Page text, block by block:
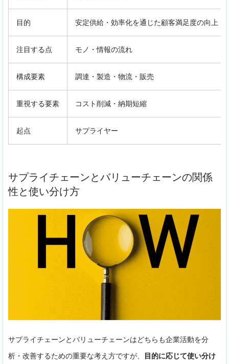
目的 安定供給・効率化を通じた顧客満足度の向上
注目する点 モノ・情報の流れ
構成要素 調達・製造・物流・販売
重視する要素 コスト削減・納期短縮
起点 サプライヤー
サプライチェーンとバリューチェーンの関係
性と使い分け方
サプライチェーンとバリューチェーンはどちらも企業活動を分
析・改善するための重要な考え方ですが、
目的に応じて使い分け